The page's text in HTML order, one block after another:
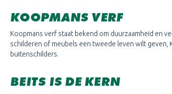
KOOPMANS VERF
Koopmans verf staat bekend om duurzaamheid en
schilderen of meubels een tweede leven wilt
buitenschilders.
BEITS IS DE KERN